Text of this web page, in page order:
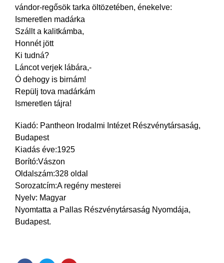
vándor-regősök tarka öltözetében, énekelve:
Ismeretlen madárka
Szállt a kalitkámba,
Honnét jött
Ki tudná?
Láncot verjek lábára,-
Ó dehogy is birnám!
Repülj tova madárkám
Ismeretlen tájra!
Kiadó: Pantheon Irodalmi Intézet Részvénytársaság,
Budapest
Kiadás éve:1925
Borító:Vászon
Oldalszám:328 oldal
Sorozatcím:A regény mesterei
Nyelv: Magyar
Nyomtatta a Pallas Részvénytársaság Nyomdája,
Budapest.